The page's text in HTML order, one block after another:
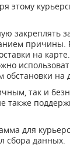
этому
закреплять
причины.
на
на
так и
для
сбора данных.